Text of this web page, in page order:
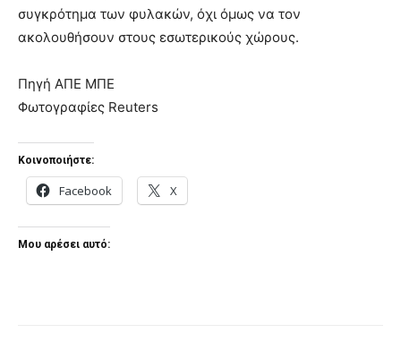
συγκρότημα των φυλακών, όχι όμως να τον
ακολουθήσουν στους εσωτερικούς χώρους.
Πηγή ΑΠΕ ΜΠΕ
Φωτογραφίες Reuters
Κοινοποιήστε:
Facebook X
Μου αρέσει αυτό: